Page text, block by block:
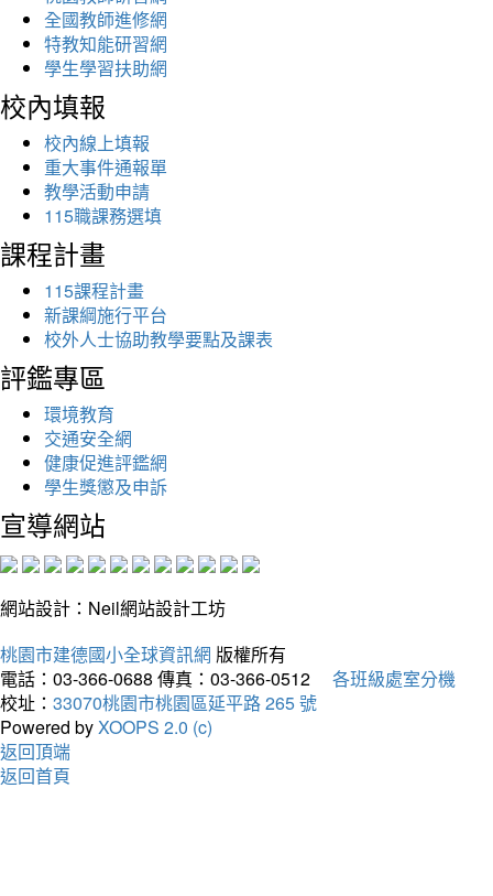
全國教師進修網
特教知能研習網
學生學習扶助網
校內填報
校內線上填報
重大事件通報單
教學活動申請
115職課務選填
課程計畫
115課程計畫
新課綱施行平台
校外人士協助教學要點及課表
評鑑專區
環境教育
交通安全網
健康促進評鑑網
學生獎懲及申訴
宣導網站
網站設計：Neil網站設計工坊
桃園市建德國小全球資訊網 版權所有
電話：03-366-0688 傳真：03-366-0512
各班級處室分機
校址： 33070桃園市桃園區延平路 265 號
Powered byXOOPS 2.0 (c)
返回頂端
返回首頁